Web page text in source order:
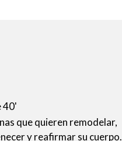
40'
que quieren remodelar,
y reafirmar su cuerpo.